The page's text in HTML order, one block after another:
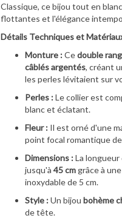
Classique, ce bijou tout en
flottantes et l'élégance
Détails Techniques et
Monture :Cedouble rang
câblés argentés, créant
les perles lévitaient sur
Perles :Le collier est
blanc et éclatant.
Fleur :Il est orné d'une
point focal romantique
Dimensions :La longueur
jusqu'à 45 cmgrâce à
inoxydable de 5 cm.
Style :Un bijou bohème
de tête.